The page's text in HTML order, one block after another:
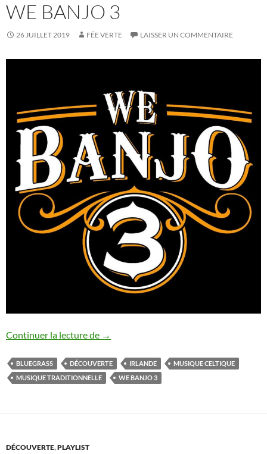
WE BANJO 3
26 JUILLET 2019 FÉE VERTE LAISSER UN COMMENTAIRE
Continuer la lecture de We Banjo 3
→
BLUEGRASS DÉCOUVERTE IRLANDE
MUSIQUE CELTIQUE
MUSIQUE TRADITIONNELLE
WE BANJO 3
DÉCOUVERTE,PLAYLIST